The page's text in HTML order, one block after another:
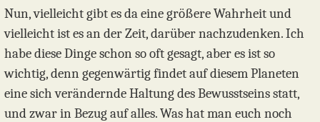
Nun, vielleicht gibt es da eine größere Wahrheit und
vielleicht ist es an der Zeit, darüber nachzudenken. Ich
habe diese Dinge schon so oft gesagt, aber es ist so
wichtig, denn gegenwärtig findet auf diesem Planeten
eine sich verändernde Haltung des Bewusstseins statt,
und zwar in Bezug auf alles. Was hat man euch noch